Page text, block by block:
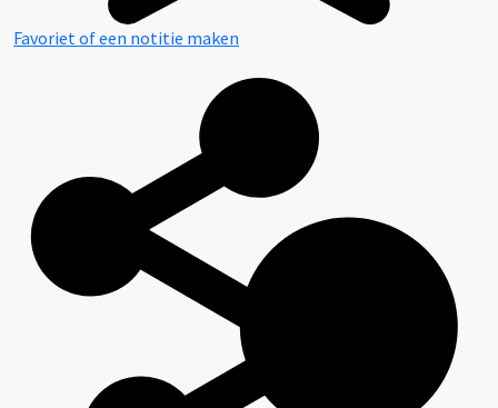
Favoriet of een notitie maken